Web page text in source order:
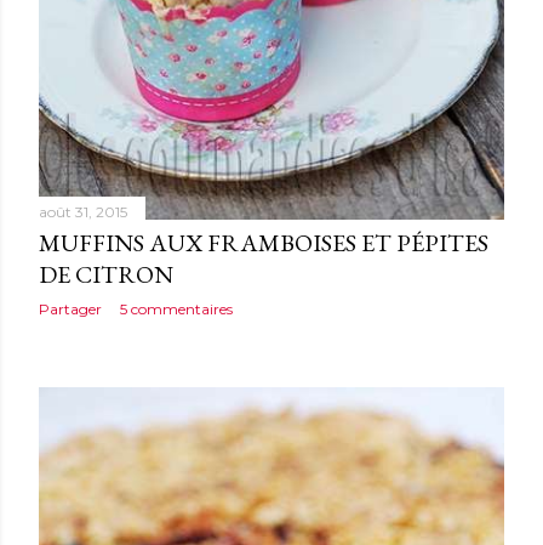
août 31, 2015
MUFFINS AUX FRAMBOISES ET PÉPITES
DE CITRON
Partager 5 commentaires